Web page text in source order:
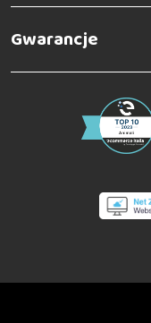
Gwarancje